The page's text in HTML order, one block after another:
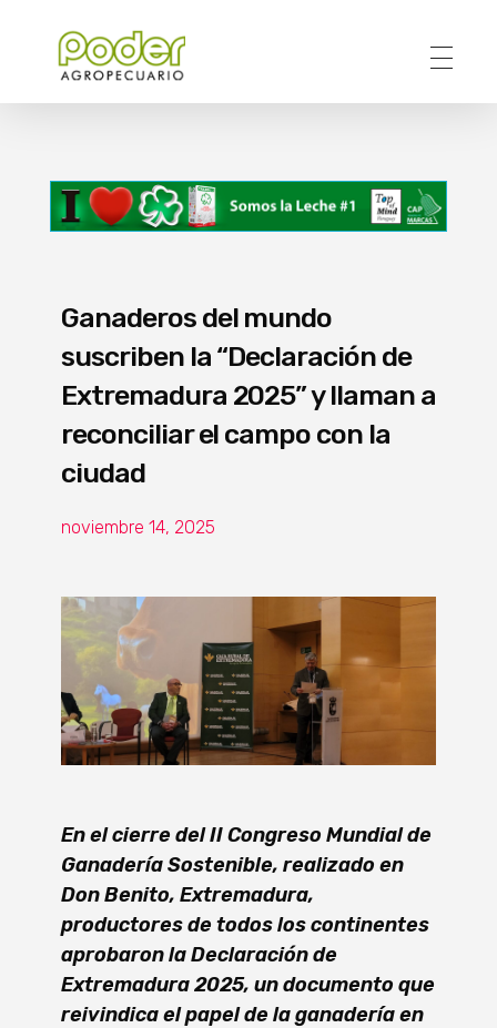
Ganaderos del mundo
suscriben la “Declaración de
Extremadura 2025” y llaman a
reconciliar el campo con la
ciudad
noviembre 14, 2025
En el cierre del II Congreso Mundial de
Ganadería Sostenible, realizado en
Don Benito, Extremadura,
productores de todos los continentes
aprobaron la Declaración de
Extremadura 2025, un documento que
reivindica el papel de la ganadería en